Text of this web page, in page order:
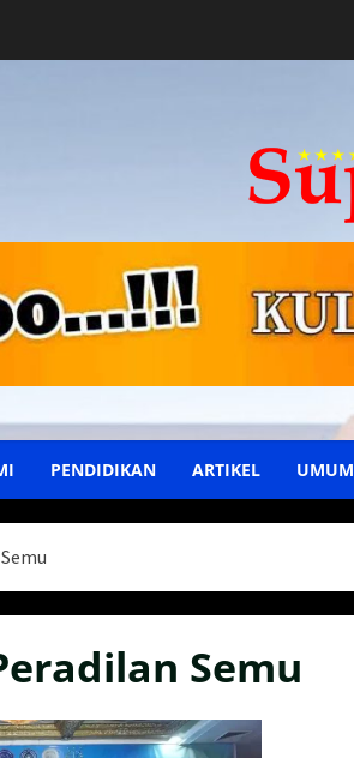
PENDIDIKAN ARTIKEL UMUM
Semu